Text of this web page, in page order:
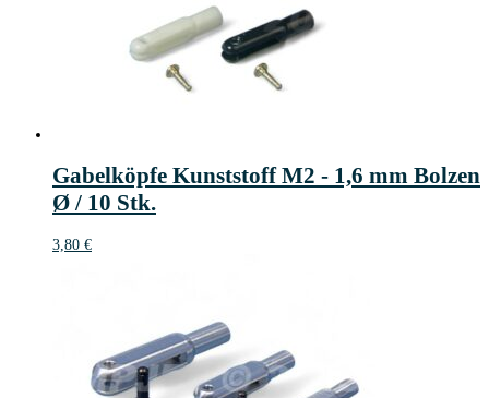
Gabelköpfe Kunststoff M2 - 1,6 mm Bolzen
Ø / 10 Stk.
3,80 €